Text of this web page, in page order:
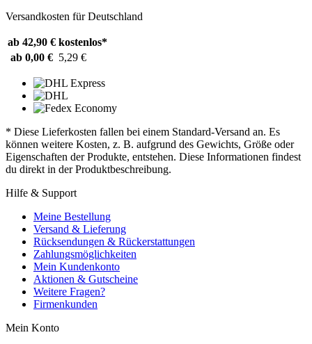
Versandkosten für Deutschland
ab 42,90 € kostenlos*
ab 0,00 € 5,29 €
* Diese Lieferkosten fallen bei einem Standard-Versand an. Es
können weitere Kosten, z. B. aufgrund des Gewichts, Größe oder
Eigenschaften der Produkte, entstehen. Diese Informationen findest
du direkt in der Produktbeschreibung.
Hilfe & Support
Meine Bestellung
Versand & Lieferung
Rücksendungen & Rückerstattungen
Zahlungsmöglichkeiten
Mein Kundenkonto
Aktionen & Gutscheine
Weitere Fragen?
Firmenkunden
Mein Konto